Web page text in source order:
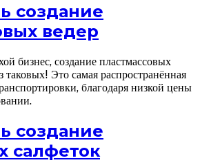
создание
ведер
бизнес, создание пластмассовых
таковых! Это самая распространённая
благодаря низкой цены
создание
салфеток